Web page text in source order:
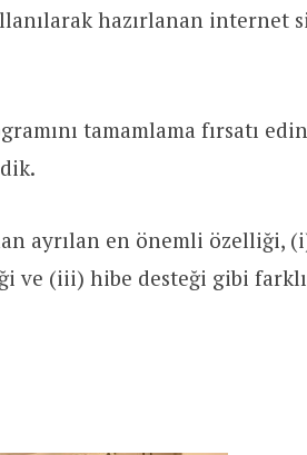
hazırlanan internet
tamamlama fırsatı
ayrılan en önemli özelliği,
ve (iii) hibe desteği gibi farklı